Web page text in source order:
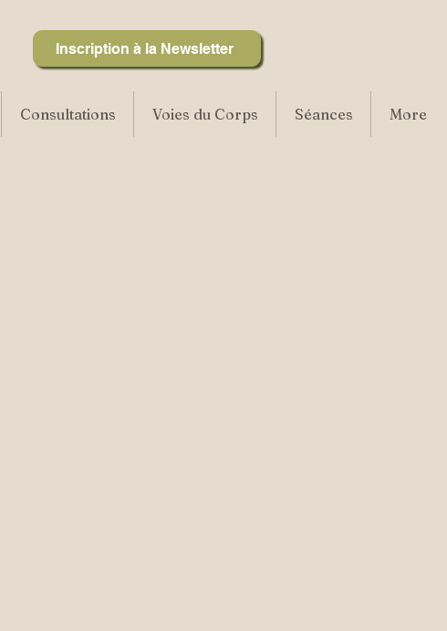
Inscription à la Newsletter
Consultations Voies du Corps Séances More